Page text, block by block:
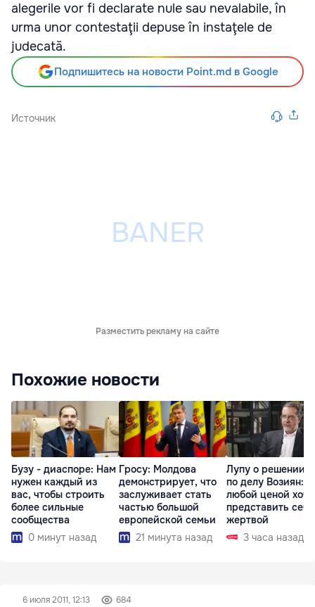
alegerile vor fi declarate nule sau nevalabile, în
urma unor contestaţii depuse în instaţele de
judecată.
Подпишитесь на новости Point.md в Google
Источник
Разместить рекламу на сайте
Похожие новости
Бузу - диаспоре: Нам
нужен каждый из
вас, чтобы строить
более сильные
сообщества
0 минут назад
Гросу: Молдова
демонстрирует, что
заслуживает стать
частью большой
европейской семьи
21 минута назад
Лупу о решении
по делу Возиян:
любой ценой
представить себя
жертвой
3 часа назад
6 июля 2011, 12:13 684